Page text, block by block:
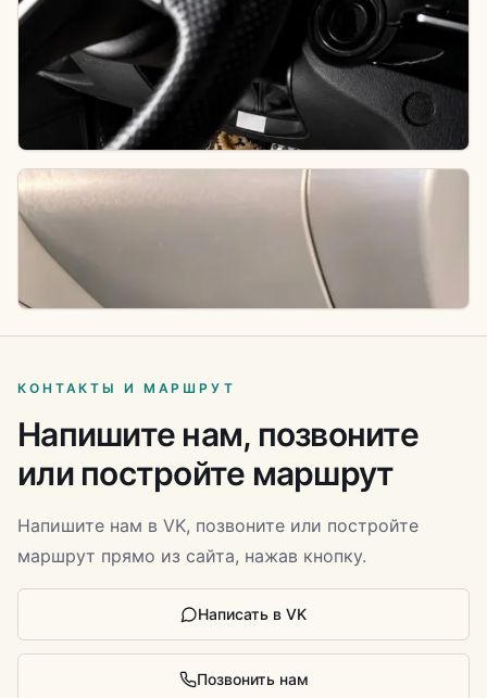
Это ворсовое покрытие с рисунком на резиновой
Подбираем рисунок, цвет и форму под автомобиль;
ворс дает мягкий салонный вид и требует
регулярной чистки.
Салонный комплект
Если нужен весь салон, уточняем рядность,
крепления и материал, затем считаем комплект.
КОНТАКТЫ И МАРШРУТ
Напишите нам, позвоните
или постройте маршрут
Напишите нам в VK, позвоните или постройте
маршрут прямо из сайта, нажав кнопку.
Написать в VK
Позвонить нам